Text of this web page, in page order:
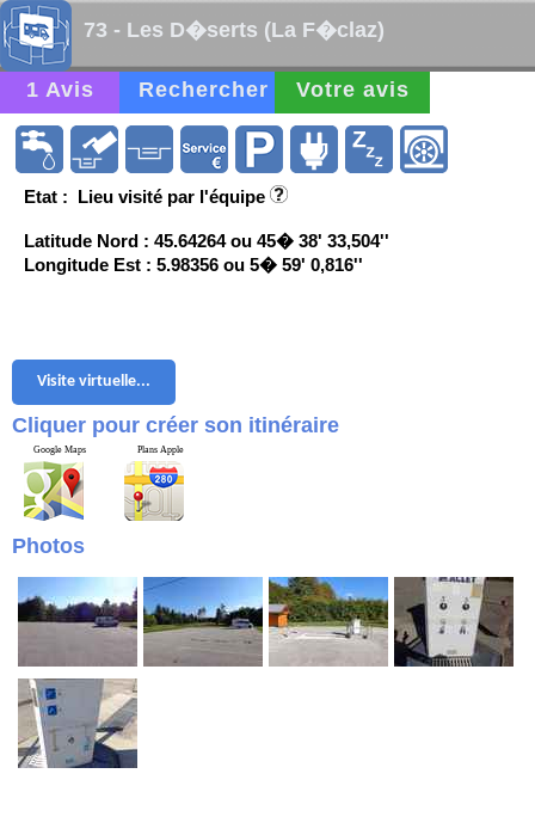
73 - Les D�serts (La F�claz)
1 Avis Rechercher Votre avis
Etat : Lieu visité par l'équipe
Latitude Nord : 45.64264 ou 45� 38' 33,504''
Longitude Est : 5.98356 ou 5� 59' 0,816''
Visite virtuelle...
Cliquer pour créer son itinéraire
Google Maps Plans Apple
Photos